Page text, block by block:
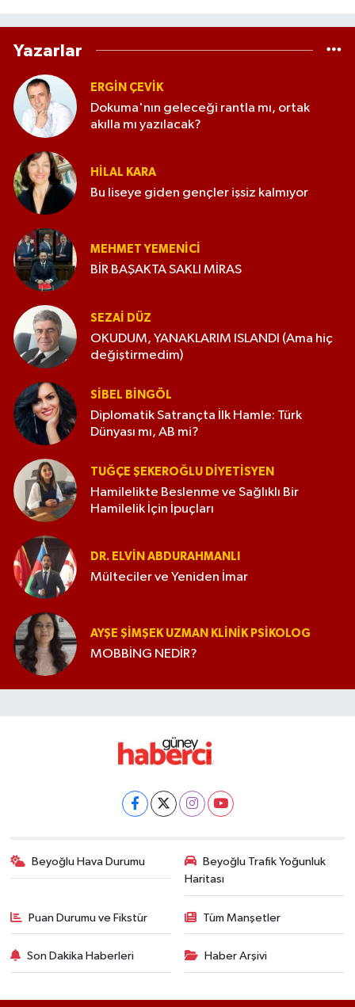
Yazarlar
ERGIN ÇEVİK
Dokuma'nın geleceği rantla mı, ortak
akılla mı yazılacak?
HILAL KARA
Bu liseye giden gençler işsiz kalmıyor
MEHMET YEMENICI
BİR BAŞAKTA SAKLI MİRAS
SEZAI DÜZ
OKUDUM, YANAKLARIM ISLANDI (Ama hiç
değiştirmedim)
SIBEL BINGÖL
Diplomatik Satrançta İlk Hamle: Türk
Dünyası mı, AB mi?
TUĞÇE ŞEKEROĞLU DIYETISYEN
Hamilelikte Beslenme ve Sağlıklı Bir
Hamilelik İçin İpuçları
DR. ELVIN ABDURAHMANLI
Mülteciler ve Yeniden İmar
AYŞE ŞIMŞEK UZMAN KLINIK PSIKOLOG
MOBBİNG NEDİR?
Beyoğlu Hava Durumu
Beyoğlu Trafik Yoğunluk
Haritası
Puan Durumu ve Fikstür Tüm Manşetler
Son Dakika Haberleri Haber Arşivi